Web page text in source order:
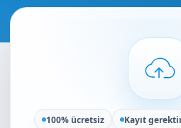
100% ücretsiz Kayıt